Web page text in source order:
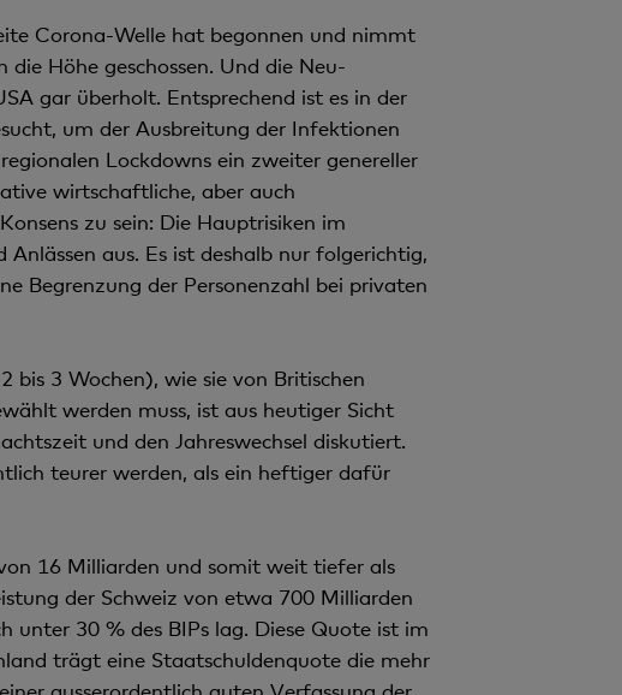
Corona-Welle hat begonnen und nimmt
Höhe geschossen. Und die Neu-
gar überholt. Entsprechend ist es in der
um der Ausbreitung der Infektionen
Lockdowns ein zweiter genereller
wirtschaftliche, aber auch
zu sein: Die Hauptrisiken im
aus. Es ist deshalb nur folgerichtig,
Begrenzung der Personenzahl bei privaten
bis 3 Wochen), wie sie von Britischen
werden muss, ist aus heutiger Sicht
und den Jahreswechsel diskutiert.
teurer werden, als ein heftiger dafür
16 Milliarden und somit weit tiefer als
der Schweiz von etwa 700 Milliarden
unter 30 % des BIPs lag. Diese Quote ist im
trägt eine Staatschuldenquote die mehr